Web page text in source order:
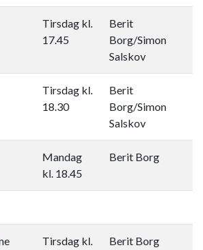
Tirsdag kl.
17.45
Berit
Borg/Simon
Salskov
Tirsdag kl.
18.30​
Berit
Borg/Simon
Salskov
Mandag
kl. 18.45
Berit Borg
Tirsdag kl.
Berit Borg